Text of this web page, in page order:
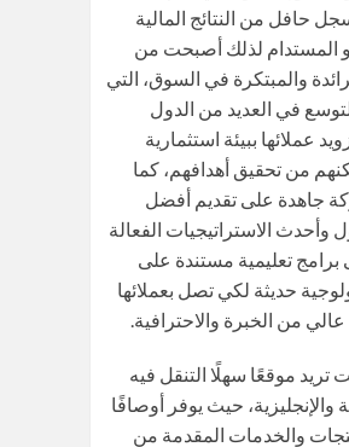
حافل من النتائج المالية
المستدام لذلك أصبحت من
والمبتكرة في السوق، التي
في العديد من الدول
عملائها ببيئة استثمارية
من تحقيق أهدافهم، كما
جاهدة على تقديم أفضل
وأحدث الاستراتيجيات الفعالة
برامج تعليمية مستندة على
حديثة لكي تصل بعملائها
من الخبرة والاحترافية.
تريد موقعًا سهلًا التنقل فيه
والإنجليزية، حيث يوفر أوصافًا
والخدمات المقدمة من